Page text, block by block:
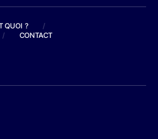
QUOI ?
/
/ CONTACT